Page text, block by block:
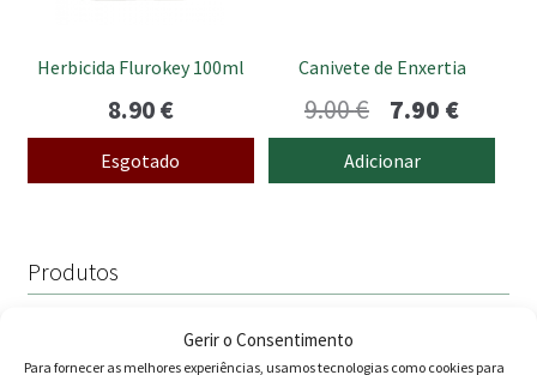
Gerir o Consentimento
Para fornecer as melhores experiências, usamos tecnologias como cookies para
Herbicida Flurokey 100ml
8.90€
Esgotado
Canivete de Enxertia
9.00€
preço
original
7.90 €O
preço
atual
Adicionar
Produtos
Horta